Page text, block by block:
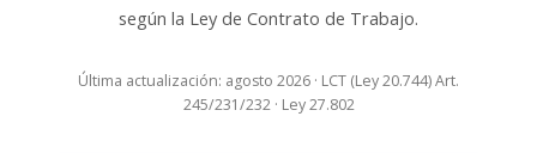
según la Ley de Contrato de Trabajo.
Última actualización: agosto 2026 · LCT (Ley 20.744) Art.
245/231/232 · Ley 27.802